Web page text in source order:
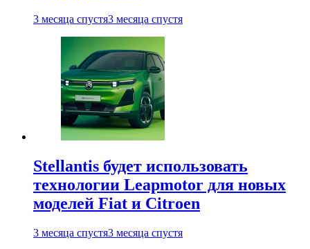
3 месяца спустя3 месяца спустя
Stellantis будет использовать
технологии Leapmotor для новых
моделей Fiat и Citroen
3 месяца спустя3 месяца спустя